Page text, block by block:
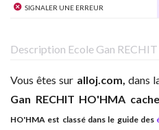
Signaler une erreur
Description Ecole Gan
Vous êtes sur alloj.com, dans
Gan RECHIT HO'HMA
HO'HMA est classé dans le guide des